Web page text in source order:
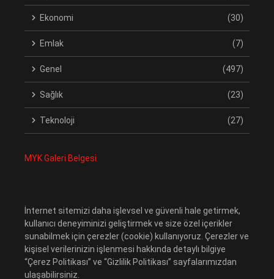
Ekonomi (30)
Emlak (7)
Genel (497)
Sağlık (23)
Teknoloji (27)
MYK Galeri Belgesi
İnternet sitemizi daha işlevsel ve güvenli hale getirmek,
kullanıcı deneyiminizi geliştirmek ve size özel içerikler
sunabilmek için çerezler (cookie) kullanıyoruz. Çerezler ve
kişisel verilerinizin işlenmesi hakkında detaylı bilgiye
“Çerez Politikası” ve “Gizlilik Politikası” sayfalarımızdan
ulaşabilirsiniz.